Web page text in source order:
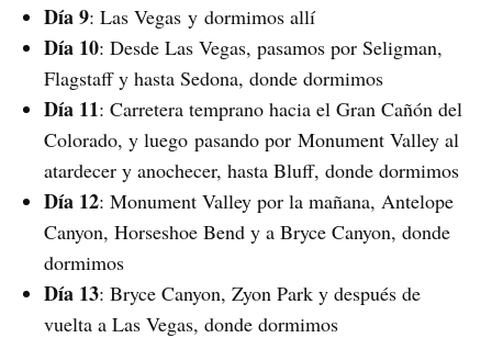
Día 9: Las Vegas y dormimos allí
Día 10: Desde Las Vegas, pasamos por Seligman,
Flagstaff y hasta Sedona, donde dormimos
Día 11: Carretera temprano hacia el Gran Cañón del
Colorado, y luego pasando por Monument Valley al
atardecer y anochecer, hasta Bluff, donde dormimos
Día 12: Monument Valley por la mañana, Antelope
Canyon, Horseshoe Bend y a Bryce Canyon, donde
dormimos
Día 13: Bryce Canyon, Zyon Park y después de
vuelta a Las Vegas, donde dormimos